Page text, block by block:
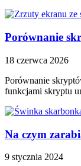
Porównanie
18 czerwca 2026
Porównanie
funkcjami skryptu
Na czym
9 stycznia 2024